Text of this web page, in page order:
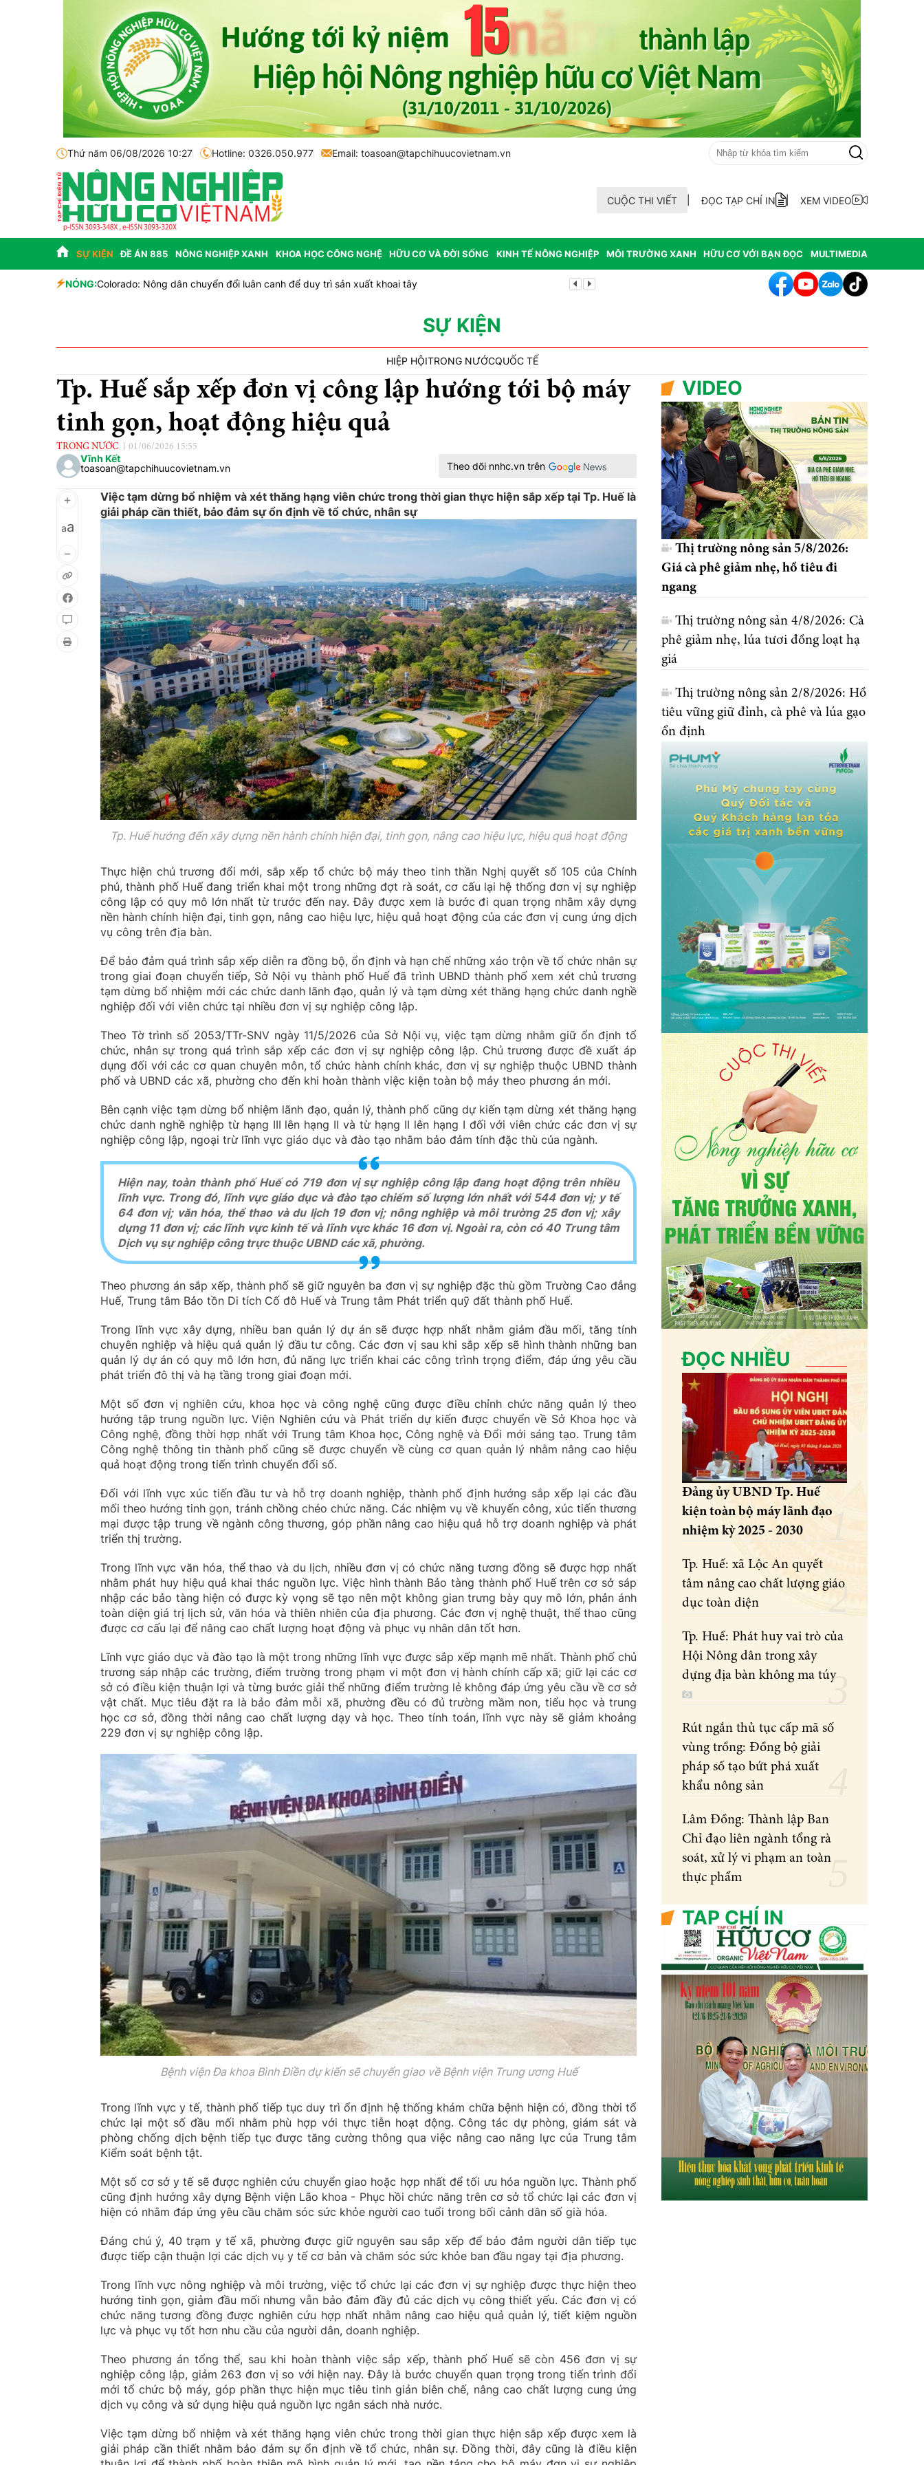
Thứ năm 06/08/2026 10:27 Hotline: 0326.050.977 Email: toasoan@tapchihuucovietnam.vn
CUỘC THI VIẾT ĐỌC TẠP CHÍ IN XEM VIDEO
SỰ KIỆN ĐỀ ÁN 885 NÔNG NGHIỆP XANH KHOA HỌC CÔNG NGHỆ HỮU CƠ VÀ ĐỜI SỐNG KINH TẾ NÔNG NGHIỆP MÔI TRƯỜNG XANH HỮU CƠ VỚI BẠN ĐỌC MULTIMEDIA
NÓNG:Colorado: Nông dân chuyển đổi luân canh để duy trì sản xuất khoai tây Tp. Huế: Xã Quảng Điền ra mắt Tổ hợp tác nuôi trồng thủy sản thôn An Xuân
SỰ KIỆN
HIỆP HỘITRONG NƯỚCQUỐC TẾ
Tp. Huế sắp xếp đơn vị công lập hướng tới bộ máy
tinh gọn, hoạt động hiệu quả
TRONG NƯỚC 01/06/2026 15:55
Vĩnh Kết
toasoan@tapchihuucovietnam.vn
Theo dõi nnhc.vn trên
aa
Việc tạm dừng bổ nhiệm và xét thăng hạng viên chức trong thời gian thực hiện sắp xếp tại Tp. Huế là
giải pháp cần thiết, bảo đảm sự ổn định về tổ chức, nhân sự
Tp. Huế hướng đến xây dựng nền hành chính hiện đại, tinh gọn, nâng cao hiệu lực, hiệu quả hoạt động
Thực hiện chủ trương đổi mới, sắp xếp tổ chức bộ máy theo tinh thần Nghị quyết số 105 của Chính
phủ, thành phố Huế đang triển khai một trong những đợt rà soát, cơ cấu lại hệ thống đơn vị sự nghiệp
công lập có quy mô lớn nhất từ trước đến nay. Đây được xem là bước đi quan trọng nhằm xây dựng
nền hành chính hiện đại, tinh gọn, nâng cao hiệu lực, hiệu quả hoạt động của các đơn vị cung ứng dịch
vụ công trên địa bàn.
Để bảo đảm quá trình sắp xếp diễn ra đồng bộ, ổn định và hạn chế những xáo trộn về tổ chức nhân sự
trong giai đoạn chuyển tiếp, Sở Nội vụ thành phố Huế đã trình UBND thành phố xem xét chủ trương
tạm dừng bổ nhiệm mới các chức danh lãnh đạo, quản lý và tạm dừng xét thăng hạng chức danh nghề
nghiệp đối với viên chức tại nhiều đơn vị sự nghiệp công lập.
Theo Tờ trình số 2053/TTr-SNV ngày 11/5/2026 của Sở Nội vụ, việc tạm dừng nhằm giữ ổn định tổ
chức, nhân sự trong quá trình sắp xếp các đơn vị sự nghiệp công lập. Chủ trương được đề xuất áp
dụng đối với các cơ quan chuyên môn, tổ chức hành chính khác, đơn vị sự nghiệp thuộc UBND thành
phố và UBND các xã, phường cho đến khi hoàn thành việc kiện toàn bộ máy theo phương án mới.
Bên cạnh việc tạm dừng bổ nhiệm lãnh đạo, quản lý, thành phố cũng dự kiến tạm dừng xét thăng hạng
chức danh nghề nghiệp từ hạng III lên hạng II và từ hạng II lên hạng I đối với viên chức các đơn vị sự
nghiệp công lập, ngoại trừ lĩnh vực giáo dục và đào tạo nhằm bảo đảm tính đặc thù của ngành.
Hiện nay, toàn thành phố Huế có 719 đơn vị sự nghiệp công lập đang hoạt động trên nhiều
lĩnh vực. Trong đó, lĩnh vực giáo dục và đào tạo chiếm số lượng lớn nhất với 544 đơn vị; y tế
64 đơn vị; văn hóa, thể thao và du lịch 19 đơn vị; nông nghiệp và môi trường 25 đơn vị; xây
dựng 11 đơn vị; các lĩnh vực kinh tế và lĩnh vực khác 16 đơn vị. Ngoài ra, còn có 40 Trung tâm
Dịch vụ sự nghiệp công trực thuộc UBND các xã, phường.
Theo phương án sắp xếp, thành phố sẽ giữ nguyên ba đơn vị sự nghiệp đặc thù gồm Trường Cao đẳng
Huế, Trung tâm Bảo tồn Di tích Cố đô Huế và Trung tâm Phát triển quỹ đất thành phố Huế.
Trong lĩnh vực xây dựng, nhiều ban quản lý dự án sẽ được hợp nhất nhằm giảm đầu mối, tăng tính
chuyên nghiệp và hiệu quả quản lý đầu tư công. Các đơn vị sau khi sắp xếp sẽ hình thành những ban
quản lý dự án có quy mô lớn hơn, đủ năng lực triển khai các công trình trọng điểm, đáp ứng yêu cầu
phát triển đô thị và hạ tầng trong giai đoạn mới.
Một số đơn vị nghiên cứu, khoa học và công nghệ cũng được điều chỉnh chức năng quản lý theo
hướng tập trung nguồn lực. Viện Nghiên cứu và Phát triển dự kiến được chuyển về Sở Khoa học và
Công nghệ, đồng thời hợp nhất với Trung tâm Khoa học, Công nghệ và Đổi mới sáng tạo. Trung tâm
Công nghệ thông tin thành phố cũng sẽ được chuyển về cùng cơ quan quản lý nhằm nâng cao hiệu
quả hoạt động trong tiến trình chuyển đổi số.
Đối với lĩnh vực xúc tiến đầu tư và hỗ trợ doanh nghiệp, thành phố định hướng sắp xếp lại các đầu
mối theo hướng tinh gọn, tránh chồng chéo chức năng. Các nhiệm vụ về khuyến công, xúc tiến thương
mại được tập trung về ngành công thương, góp phần nâng cao hiệu quả hỗ trợ doanh nghiệp và phát
triển thị trường.
Trong lĩnh vực văn hóa, thể thao và du lịch, nhiều đơn vị có chức năng tương đồng sẽ được hợp nhất
nhằm phát huy hiệu quả khai thác nguồn lực. Việc hình thành Bảo tàng thành phố Huế trên cơ sở sáp
nhập các bảo tàng hiện có được kỳ vọng sẽ tạo nên một không gian trưng bày quy mô lớn, phản ánh
toàn diện giá trị lịch sử, văn hóa và thiên nhiên của địa phương. Các đơn vị nghệ thuật, thể thao cũng
được cơ cấu lại để nâng cao chất lượng hoạt động và phục vụ nhân dân tốt hơn.
Lĩnh vực giáo dục và đào tạo là một trong những lĩnh vực được sắp xếp mạnh mẽ nhất. Thành phố chủ
trương sáp nhập các trường, điểm trường trong phạm vi một đơn vị hành chính cấp xã; giữ lại các cơ
sở có điều kiện thuận lợi và từng bước giải thể những điểm trường lẻ không đáp ứng yêu cầu về cơ sở
vật chất. Mục tiêu đặt ra là bảo đảm mỗi xã, phường đều có đủ trường mầm non, tiểu học và trung
học cơ sở, đồng thời nâng cao chất lượng dạy và học. Theo tính toán, lĩnh vực này sẽ giảm khoảng
229 đơn vị sự nghiệp công lập.
Bệnh viện Đa khoa Bình Điền dự kiến sẽ chuyển giao về Bệnh viện Trung ương Huế
Trong lĩnh vực y tế, thành phố tiếp tục duy trì ổn định hệ thống khám chữa bệnh hiện có, đồng thời tổ
chức lại một số đầu mối nhằm phù hợp với thực tiễn hoạt động. Công tác dự phòng, giám sát và
phòng chống dịch bệnh tiếp tục được tăng cường thông qua việc nâng cao năng lực của Trung tâm
Kiểm soát bệnh tật.
Một số cơ sở y tế sẽ được nghiên cứu chuyển giao hoặc hợp nhất để tối ưu hóa nguồn lực. Thành phố
cũng định hướng xây dựng Bệnh viện Lão khoa - Phục hồi chức năng trên cơ sở tổ chức lại các đơn vị
hiện có nhằm đáp ứng yêu cầu chăm sóc sức khỏe người cao tuổi trong bối cảnh dân số già hóa.
Đáng chú ý, 40 trạm y tế xã, phường được giữ nguyên sau sắp xếp để bảo đảm người dân tiếp tục
được tiếp cận thuận lợi các dịch vụ y tế cơ bản và chăm sóc sức khỏe ban đầu ngay tại địa phương.
Trong lĩnh vực nông nghiệp và môi trường, việc tổ chức lại các đơn vị sự nghiệp được thực hiện theo
hướng tinh gọn, giảm đầu mối nhưng vẫn bảo đảm đầy đủ các dịch vụ công thiết yếu. Các đơn vị có
chức năng tương đồng được nghiên cứu hợp nhất nhằm nâng cao hiệu quả quản lý, tiết kiệm nguồn
lực và phục vụ tốt hơn nhu cầu của người dân, doanh nghiệp.
Theo phương án tổng thể, sau khi hoàn thành việc sắp xếp, thành phố Huế sẽ còn 456 đơn vị sự
nghiệp công lập, giảm 263 đơn vị so với hiện nay. Đây là bước chuyển quan trọng trong tiến trình đổi
mới tổ chức bộ máy, góp phần thực hiện mục tiêu tinh giản biên chế, nâng cao chất lượng cung ứng
dịch vụ công và sử dụng hiệu quả nguồn lực ngân sách nhà nước.
Việc tạm dừng bổ nhiệm và xét thăng hạng viên chức trong thời gian thực hiện sắp xếp được xem là
giải pháp cần thiết nhằm bảo đảm sự ổn định về tổ chức, nhân sự. Đồng thời, đây cũng là điều kiện
VIDEO
Thị trường nông sản 5/8/2026:
Giá cà phê giảm nhẹ, hồ tiêu đi
ngang
Thị trường nông sản 4/8/2026: Cà
phê giảm nhẹ, lúa tươi đồng loạt hạ
giá
Thị trường nông sản 2/8/2026: Hồ
tiêu vững giữ đỉnh, cà phê và lúa gạo
ổn định
ĐỌC NHIỀU
Đảng ủy UBND Tp. Huế
kiện toàn bộ máy lãnh đạo
nhiệm kỳ 2025 - 2030
Tp. Huế: xã Lộc An quyết
tâm nâng cao chất lượng giáo
dục toàn diện
Tp. Huế: Phát huy vai trò của
Hội Nông dân trong xây
dựng địa bàn không ma túy
Rút ngắn thủ tục cấp mã số
vùng trồng: Đồng bộ giải
pháp số tạo bứt phá xuất
khẩu nông sản
Lâm Đồng: Thành lập Ban
Chỉ đạo liên ngành tổng rà
soát, xử lý vi phạm an toàn
thực phẩm
TẠP CHÍ IN